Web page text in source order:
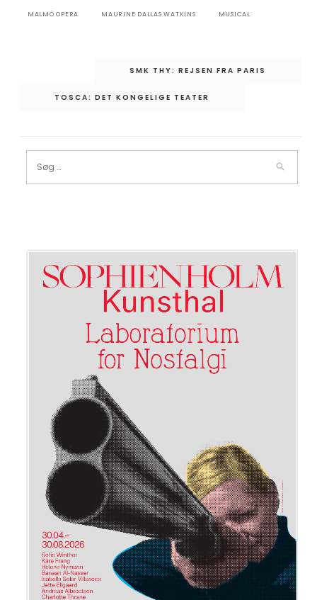
MALMÖ OPERA MAURINE DALLAS WATKINS MUSICAL
IndlægsnavigationSMK THY: REJSEN FRA PARIS
TOSCA: DET KONGELIGE TEATER